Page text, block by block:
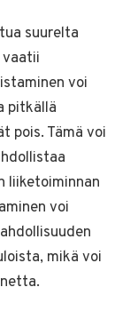
suurelta
voi
pitkällä
pois. Tämä voi
liiketoiminnan
voi
mikä voi